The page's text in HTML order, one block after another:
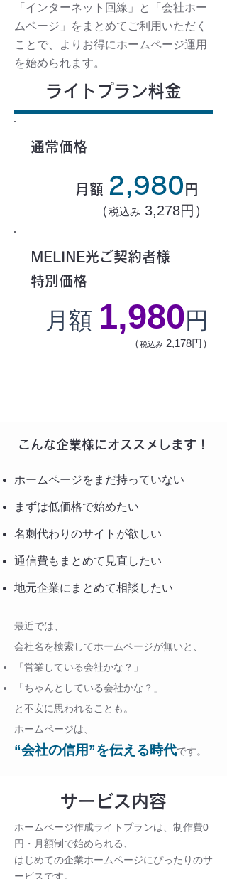
「インターネット回線」と「会社ホー
ムページ」をまとめてご利用いただく
ことで、よりお得にホームページ運用
を始められます。
ライトプラン料金
通常価格
月額 2,980 円
（税込み 3,278円）
MELINE光ご契約者様
特別価格
月額 1,980円
（税込み 2,178円）
こんな企業様にオススメします！
ホームページをまだ持っていない
まずは低価格で始めたい
名刺代わりのサイトが欲しい
通信費もまとめて見直したい
地元企業にまとめて相談したい
最近では、
会社名を検索してホームページが無いと、
「営業している会社かな？」
「ちゃんとしている会社かな？」
と不安に思われることも。
ホームページは、
“会社の信用”を伝える時代です。
サービス内容
ホームページ作成ライトプランは、制作費0
円・月額制で始められる、
はじめての企業ホームページにぴったりのサ
ービスです。